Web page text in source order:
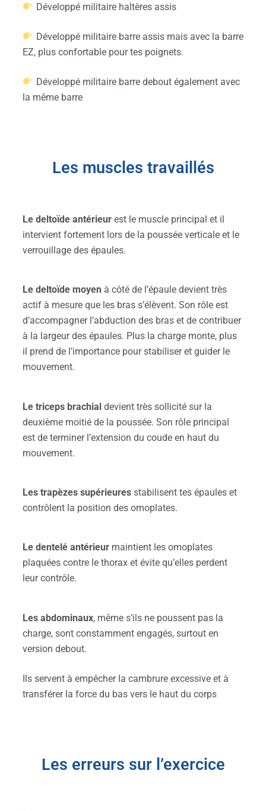
Développé militaire haltères assis
Développé militaire barre assis mais avec la barre
EZ, plus confortable pour tes poignets.
Développé militaire barre debout également avec
la même barre
Les muscles travaillés
Le deltoïde antérieur est le muscle principal et il
intervient fortement lors de la poussée verticale et le
verrouillage des épaules.
Le deltoïde moyen à côté de l’épaule devient très
actif à mesure que les bras s’élèvent. Son rôle est
d’accompagner l’abduction des bras et de contribuer
à la largeur des épaules. Plus la charge monte, plus
il prend de l’importance pour stabiliser et guider le
mouvement.
Le triceps brachial devient très sollicité sur la
deuxième moitié de la poussée. Son rôle principal
est de terminer l’extension du coude en haut du
mouvement.
Les trapèzes supérieures stabilisent tes épaules et
contrôlent la position des omoplates.
Le dentelé antérieur maintient les omoplates
plaquées contre le thorax et évite qu’elles perdent
leur contrôle.
Les abdominaux, même s’ils ne poussent pas la
charge, sont constamment engagés, surtout en
version debout.
Ils servent à empêcher la cambrure excessive et à
transférer la force du bas vers le haut du corps
Les erreurs sur l’exercice